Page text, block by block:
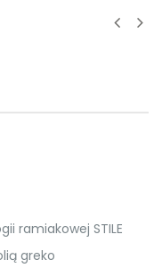
ramiakowej STILE
greko